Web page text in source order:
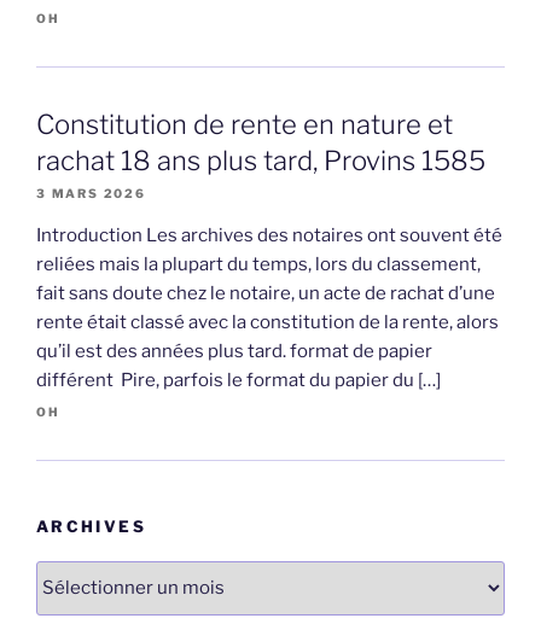
OH
Constitution de rente en nature et
rachat 18 ans plus tard, Provins 1585
3 MARS 2026
Introduction Les archives des notaires ont souvent été
reliées mais la plupart du temps, lors du classement,
fait sans doute chez le notaire, un acte de rachat d’une
rente était classé avec la constitution de la rente, alors
qu’il est des années plus tard. format de papier
différent Pire, parfois le format du papier du […]
OH
ARCHIVES
Archives